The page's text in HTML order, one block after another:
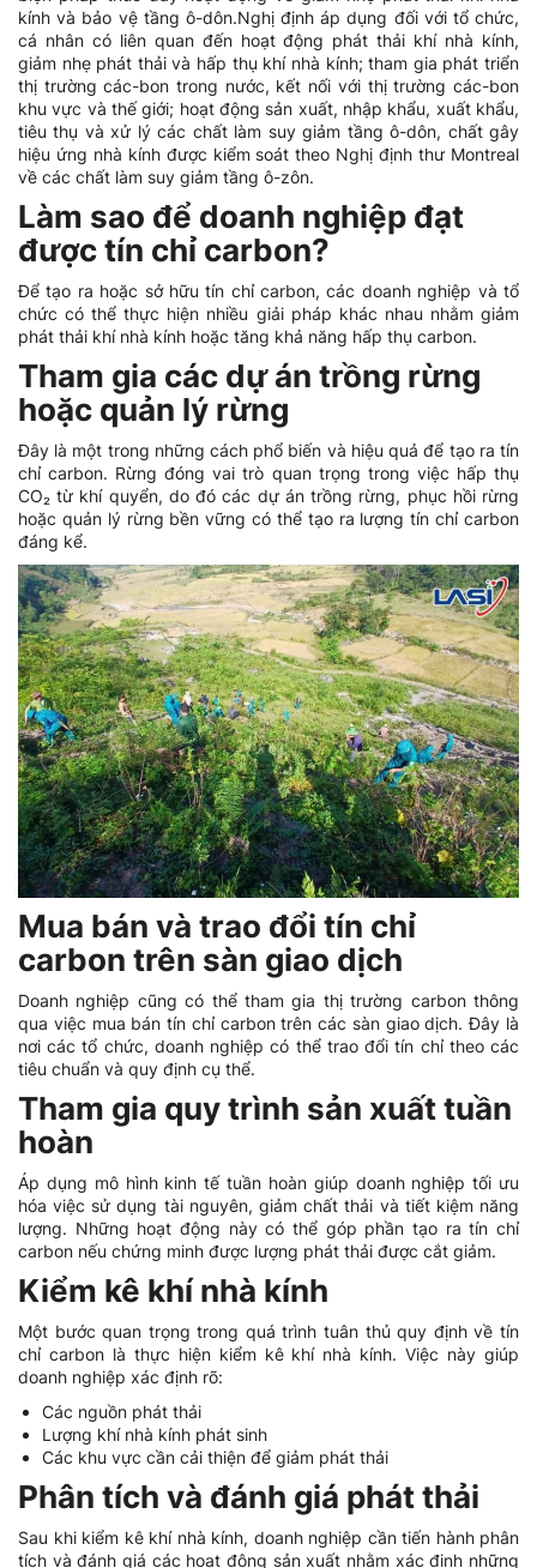
kính và bảo vệ tầng ô-dôn.Nghị định áp dụng đối với tổ chức,
cá nhân có liên quan đến hoạt động phát thải khí nhà kính,
giảm nhẹ phát thải và hấp thụ khí nhà kính; tham gia phát triển
thị trường các-bon trong nước, kết nối với thị trường các-bon
khu vực và thế giới; hoạt động sản xuất, nhập khẩu, xuất khẩu,
tiêu thụ và xử lý các chất làm suy giảm tầng ô-dôn, chất gây
hiệu ứng nhà kính được kiểm soát theo Nghị định thư Montreal
về các chất làm suy giảm tầng ô-zôn.
Làm sao để doanh nghiệp đạt
được tín chỉ carbon?
Để tạo ra hoặc sở hữu tín chỉ carbon, các doanh nghiệp và tổ
chức có thể thực hiện nhiều giải pháp khác nhau nhằm giảm
phát thải khí nhà kính hoặc tăng khả năng hấp thụ carbon.
Tham gia các dự án trồng rừng
hoặc quản lý rừng
Đây là một trong những cách phổ biến và hiệu quả để tạo ra tín
chỉ carbon. Rừng đóng vai trò quan trọng trong việc hấp thụ
CO₂ từ khí quyển, do đó các dự án trồng rừng, phục hồi rừng
hoặc quản lý rừng bền vững có thể tạo ra lượng tín chỉ carbon
đáng kể.
Mua bán và trao đổi tín chỉ
carbon trên sàn giao dịch
Doanh nghiệp cũng có thể tham gia thị trường carbon thông
qua việc mua bán tín chỉ carbon trên các sàn giao dịch. Đây là
nơi các tổ chức, doanh nghiệp có thể trao đổi tín chỉ theo các
tiêu chuẩn và quy định cụ thể.
Tham gia quy trình sản xuất tuần
hoàn
Áp dụng mô hình kinh tế tuần hoàn giúp doanh nghiệp tối ưu
hóa việc sử dụng tài nguyên, giảm chất thải và tiết kiệm năng
lượng. Những hoạt động này có thể góp phần tạo ra tín chỉ
carbon nếu chứng minh được lượng phát thải được cắt giảm.
Kiểm kê khí nhà kính
Một bước quan trọng trong quá trình tuân thủ quy định về tín
chỉ carbon là thực hiện kiểm kê khí nhà kính. Việc này giúp
doanh nghiệp xác định rõ:
Các nguồn phát thải
Lượng khí nhà kính phát sinh
Các khu vực cần cải thiện để giảm phát thải
Phân tích và đánh giá phát thải
Sau khi kiểm kê khí nhà kính, doanh nghiệp cần tiến hành phân
tích và đánh giá các hoạt động sản xuất nhằm xác định những